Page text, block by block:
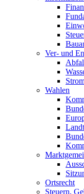
Ver- und
Wahlen
Ortsrecht
Steuern,